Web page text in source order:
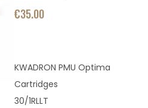
€35.00
KWADRON PMU Optima
Cartridges
30/1RLLT